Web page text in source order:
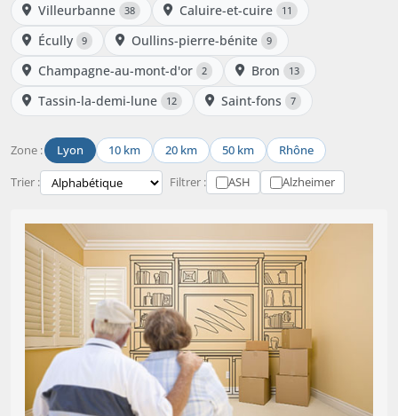
Villeurbanne 38 Caluire-et-cuire 11
Écully 9 Oullins-pierre-bénite 9
Champagne-au-mont-d'or 2 Bron 13
Tassin-la-demi-lune 12 Saint-fons 7
Zone : Lyon 10 km 20 km 50 km Rhône
Trier : Filtrer : ASH Alzheimer